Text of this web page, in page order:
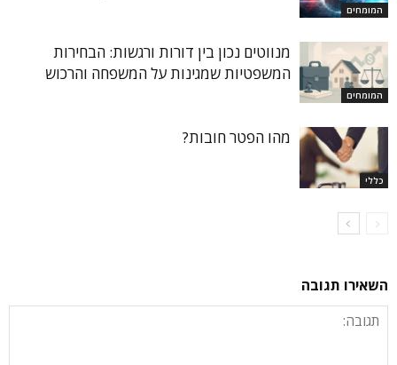
המומחים
המומחים
מנווטים נכון בין דורות ורגשות: הבחירות
המשפטיות שמגינות על המשפחה והרכוש
כללי
מהו הפטר חובות?
השאירו תגובה